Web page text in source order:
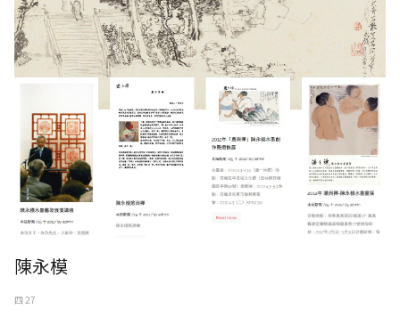
陳永模
四 27